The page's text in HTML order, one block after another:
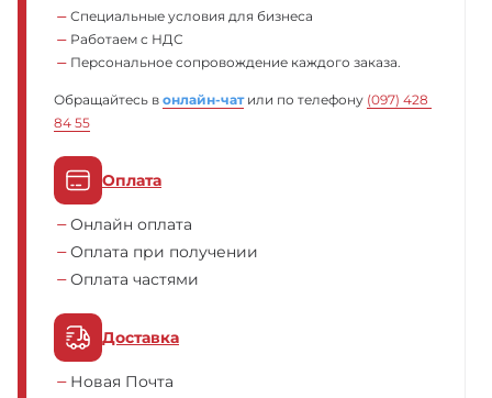
Специальные условия для бизнеса
Работаем с НДС
Персональное сопровождение каждого заказа.
Обращайтесь в онлайн-чатили по телефону (097) 428
84 55
Оплата
Онлайн оплата
Оплата при получении
Оплата частями
Доставка
Новая Почта